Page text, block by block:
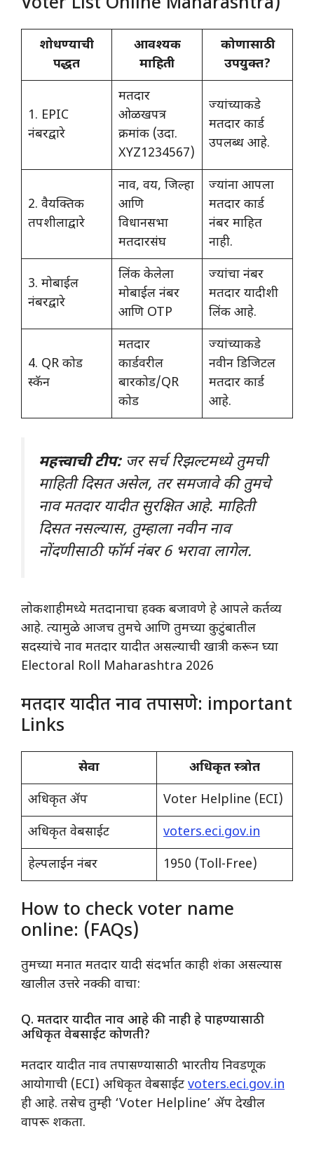
शोधण्याची
पद्धत
आवश्यक
माहिती
कोणासाठी
उपयुक्त?
1. EPIC
नंबरद्वारे
मतदार
ओळखपत्र
क्रमांक (उदा.
XYZ1234567)
ज्यांच्याकडे
मतदार कार्ड
उपलब्ध आहे.
2. वैयक्तिक
तपशीलाद्वारे
नाव, वय, जिल्हा
आणि
विधानसभा
मतदारसंघ
ज्यांना आपला
मतदार कार्ड
नंबर माहित
नाही.
3. मोबाईल
नंबरद्वारे
लिंक केलेला
मोबाईल नंबर
आणि OTP
ज्यांचा नंबर
मतदार यादीशी
लिंक आहे.
4. QR कोड
स्कॅन
मतदार
कार्डवरील
बारकोड/QR
कोड
ज्यांच्याकडे
नवीन डिजिटल
मतदार कार्ड
आहे.
महत्त्वाची टीप:जर सर्च रिझल्टमध्ये तुमची
माहिती दिसत असेल, तर समजावे की तुमचे
नाव मतदार यादीत सुरक्षित आहे. माहिती
दिसत नसल्यास, तुम्हाला नवीन नाव
नोंदणीसाठी फॉर्म नंबर 6 भरावा लागेल.
लोकशाहीमध्ये मतदानाचा हक्क बजावणे हे आपले कर्तव्य
आहे. त्यामुळे आजच तुमचे आणि तुमच्या कुटुंबातील
सदस्यांचे नाव मतदार यादीत असल्याची खात्री करून घ्या
Electoral Roll Maharashtra 2026
मतदार यादीत नाव तपासणे: important
Links
सेवा
अधिकृत स्त्रोत
अधिकृत ॲप
Voter Helpline (ECI)
अधिकृत वेबसाईट
voters.eci.gov.in
हेल्पलाईन नंबर
1950 (Toll-Free)
How to check voter name
online: (FAQs)
​तुमच्या मनात मतदार यादी संदर्भात काही शंका असल्यास
खालील उत्तरे नक्की वाचा:
​Q. मतदार यादीत नाव आहे की नाही हे पाहण्यासाठी
अधिकृत वेबसाईट कोणती?
​मतदार यादीत नाव तपासण्यासाठी भारतीय निवडणूक
आयोगाची (ECI) अधिकृत वेबसाईट voters.eci.gov.in
ही आहे. तसेच तुम्ही ‘Voter Helpline’ ॲप देखील
वापरू शकता.